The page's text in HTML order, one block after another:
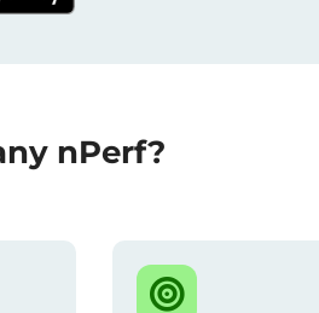
nPerf?